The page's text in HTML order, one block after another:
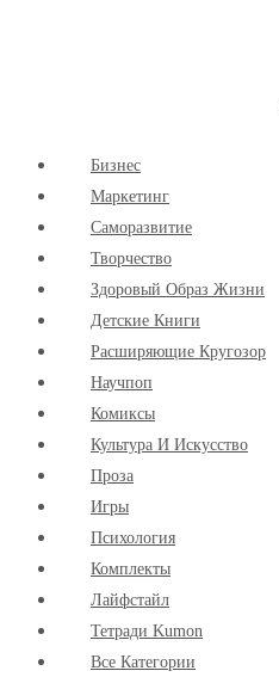
Бизнес
Маркетинг
Cаморазвитие
Творчество
Здоровый Образ Жизни
Детские Книги
Расширяющие Кругозор
Научпоп
Комиксы
Культура И Искусство
Проза
Игры
Психология
Комплекты
Лайфстайл
Тетради Kumon
Все Категории